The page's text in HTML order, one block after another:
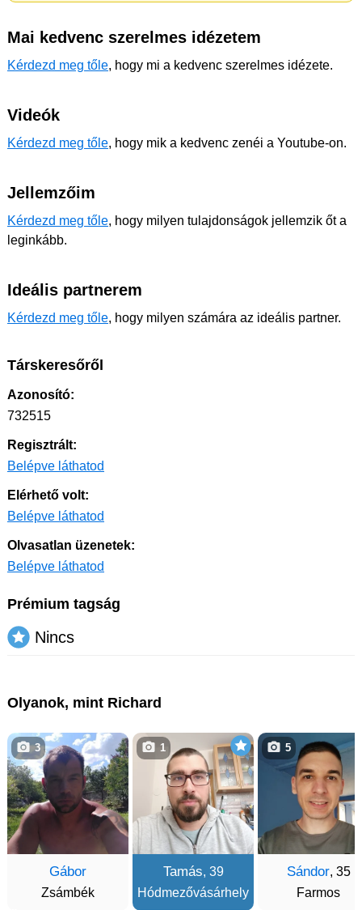
Mai kedvenc szerelmes idézetem
Kérdezd meg tőle, hogy mi a kedvenc szerelmes idézete.
Videók
Kérdezd meg tőle, hogy mik a kedvenc zenéi a Youtube-on.
Jellemzőim
Kérdezd meg tőle, hogy milyen tulajdonságok jellemzik őt a
leginkább.
Ideális partnerem
Kérdezd meg tőle, hogy milyen számára az ideális partner.
Társkeresőről
Azonosító:
732515
Regisztrált:
Belépve láthatod
Elérhető volt:
Belépve láthatod
Olvasatlan üzenetek:
Belépve láthatod
Prémium tagság
Nincs
Olyanok, mint Richard
Gábor
Zsámbék
3
Tamás, 39
Hódmezővásárhely
1
Sándor, 35
Farmos
5